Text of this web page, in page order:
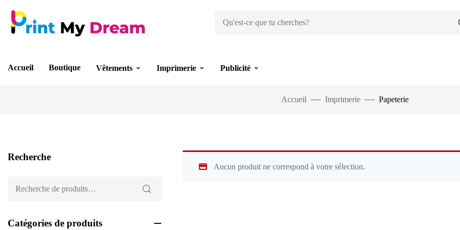
Accueil Boutique Vêtements Imprimerie Publicité
Accueil Imprimerie Papeterie
Aucun produit ne correspond à votre sélection.
Recherche
Catégories de produits